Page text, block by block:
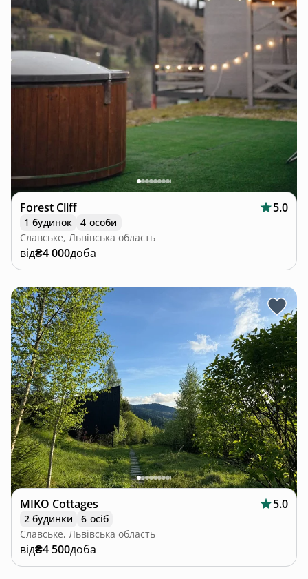
Forest Cliff 5.0
1 будинок
4 особи
Славське, Львівська область
від₴4 000доба
MIKO Cottages 5.0
2 будинки
6 осіб
Славське, Львівська область
від₴4 500доба